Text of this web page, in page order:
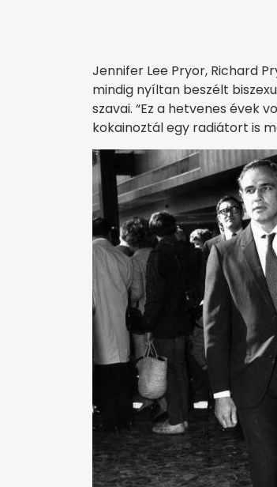
Jennifer Lee Pryor, Richard
mindig nyíltan beszélt
szavai. “Ez a hetvenes évek
kokainoztál egy radiátort is